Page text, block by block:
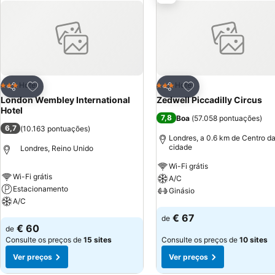
almoço no quarto, serviço de engomadoria e Internet sob
Partilhar
Adicionar aos favoritos
3 Estrelas
Hotel
London Wembley International
Hotel
6,7 (10.163 pontuações)
Londres, Reino Unido
Wi-Fi grátis
Estacionamento
A/C
Ver preços
de € 60
Consulte os preços de 15 sites
Ver preços
Partilhar
Adicionar aos
3 Estrelas
Hotel
Zedwell Piccadilly Circus
7,8 Boa (57.058 pontuações)
Londres, a 0.6 km de Centro da
cidade
Wi-Fi grátis
A/C
Ginásio
Ver preços
de € 67
Consulte os preços de 10 sites
Ver preços